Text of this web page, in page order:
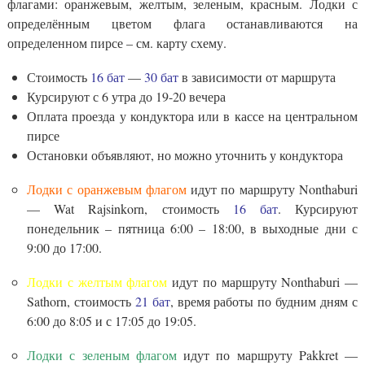
флагами: оранжевым, желтым, зеленым, красным. Лодки с
определённым цветом флага останавливаются на
определенном пирсе – см. карту схему.
Стоимость 16 бат— 30 батв зависимости от маршрута
Курсируют с 6 утра до 19-20 вечера
Оплата проезда у кондуктора или в кассе на центральном
пирсе
Остановки объявляют, но можно уточнить у кондуктора
Лодки с оранжевым флагомидут по маршруту Nonthaburi
— Wat Rajsinkorn, стоимость
16 бат. Курсируют
понедельник – пятница 6:00 – 18:00, в выходные дни с
9:00 до 17:00.
Лодки с желтым флагом идут по маршруту Nonthaburi —
Sathorn, стоимость 21 бат, время работы по будним дням с
6:00 до 8:05 и с 17:05 до 19:05.
Лодки с зеленым флагомидут по маршруту Pakkret —